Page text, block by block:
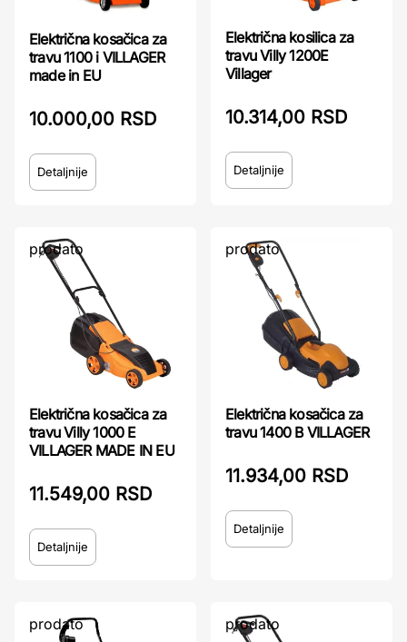
Električna kosačica za
travu 1100 i VILLAGER
made in EU
10.000,00 RSD
Detaljnije
Električna kosilica za
travu Villy 1200E
Villager
10.314,00 RSD
Detaljnije
prodato
Električna kosačica za
travu Villy 1000 E
VILLAGER MADE IN EU
11.549,00 RSD
Detaljnije
prodato
Električna kosačica za
travu 1400 B VILLAGER
11.934,00 RSD
Detaljnije
prodato prodato